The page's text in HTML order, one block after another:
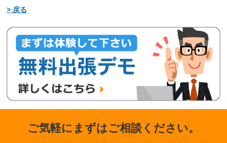
> 戻る
ご気軽にまずはご相談ください。